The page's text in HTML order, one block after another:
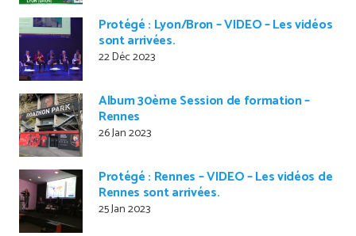
Protégé : Lyon/Bron – VIDEO – Les vidéos
sont arrivées.
22 Déc 2023
Album 30ème Session de formation –
Rennes
26 Jan 2023
Protégé : Rennes – VIDEO – Les vidéos de
Rennes sont arrivées.
25 Jan 2023